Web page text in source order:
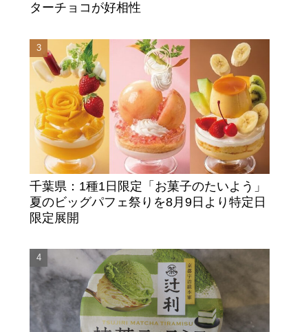
ターチョコが好相性
千葉県：1種1日限定「お菓子のたいよう」
夏のビッグパフェ祭りを8月9日より特定日
限定展開